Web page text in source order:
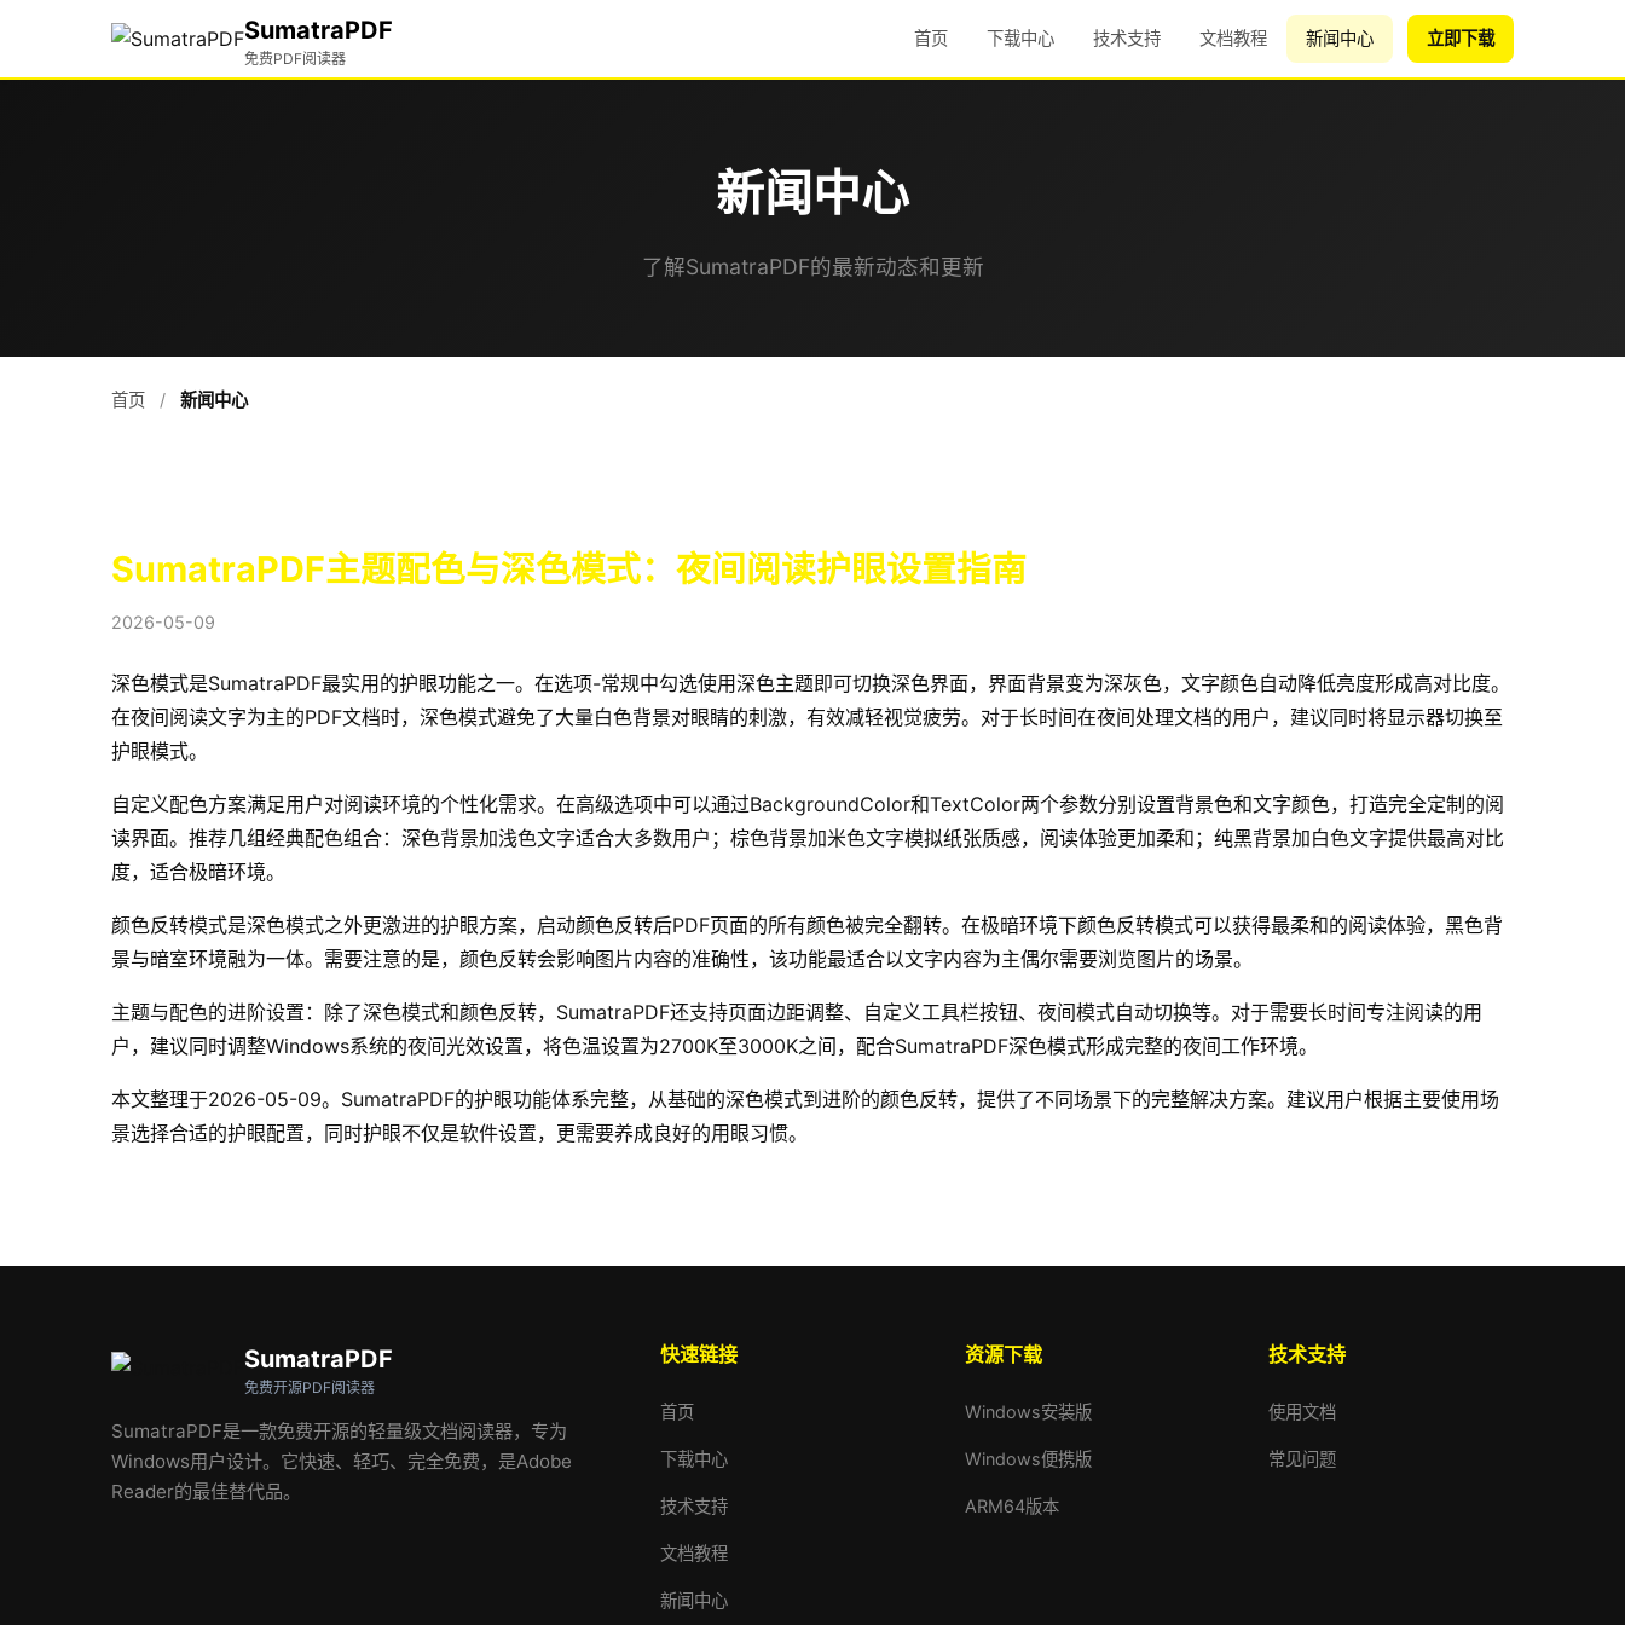
SumatraPDF
免费PDF阅读器
首页 下载中心 技术支持 文档教程 新闻中心 立即下载
新闻中心
了解SumatraPDF的最新动态和更新
首页 / 新闻中心
SumatraPDF主题配色与深色模式：夜间阅读护眼设置指南
2026-05-09
深色模式是SumatraPDF最实用的护眼功能之一。在选项-常规中勾选使用深色主题即可切换深色界面，界面背景变为深灰色，文字颜色自动降低亮度形成高对比度。
在夜间阅读文字为主的PDF文档时，深色模式避免了大量白色背景对眼睛的刺激，有效减轻视觉疲劳。对于长时间在夜间处理文档的用户，建议同时将显示器切换至
护眼模式。
自定义配色方案满足用户对阅读环境的个性化需求。在高级选项中可以通过BackgroundColor和TextColor两个参数分别设置背景色和文字颜色，打造完全定制的阅
读界面。推荐几组经典配色组合：深色背景加浅色文字适合大多数用户；棕色背景加米色文字模拟纸张质感，阅读体验更加柔和；纯黑背景加白色文字提供最高对比
度，适合极暗环境。
颜色反转模式是深色模式之外更激进的护眼方案，启动颜色反转后PDF页面的所有颜色被完全翻转。在极暗环境下颜色反转模式可以获得最柔和的阅读体验，黑色背
景与暗室环境融为一体。需要注意的是，颜色反转会影响图片内容的准确性，该功能最适合以文字内容为主偶尔需要浏览图片的场景。
主题与配色的进阶设置：除了深色模式和颜色反转，SumatraPDF还支持页面边距调整、自定义工具栏按钮、夜间模式自动切换等。对于需要长时间专注阅读的用
户，建议同时调整Windows系统的夜间光效设置，将色温设置为2700K至3000K之间，配合SumatraPDF深色模式形成完整的夜间工作环境。
本文整理于2026-05-09。SumatraPDF的护眼功能体系完整，从基础的深色模式到进阶的颜色反转，提供了不同场景下的完整解决方案。建议用户根据主要使用场
景选择合适的护眼配置，同时护眼不仅是软件设置，更需要养成良好的用眼习惯。
SumatraPDF
免费开源PDF阅读器
SumatraPDF是一款免费开源的轻量级文档阅读器，专为
Windows用户设计。它快速、轻巧、完全免费，是Adobe
Reader的最佳替代品。
快速链接
首页
下载中心
技术支持
文档教程
新闻中心
资源下载
Windows安装版
Windows便携版
ARM64版本
技术支持
使用文档
常见问题